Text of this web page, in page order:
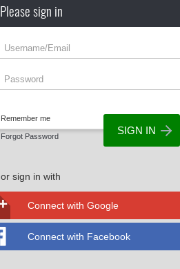
Please sign in
Remember me
Forgot Password
or sign in with
Connect with Google
Connect with Facebook